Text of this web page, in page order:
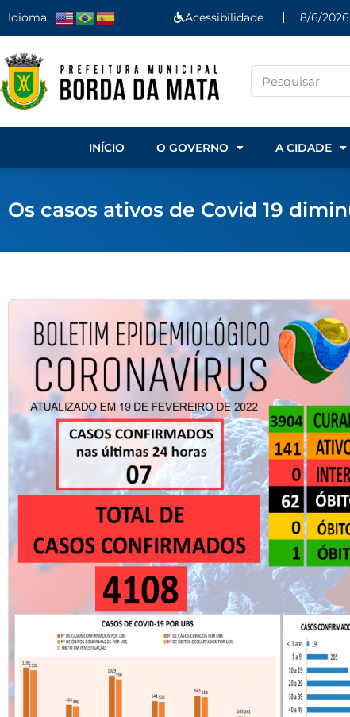
Idioma Acessibilidade 8/6/
INÍCIO O GOVERNO A CIDADE
Os casos ativos de Covid 19